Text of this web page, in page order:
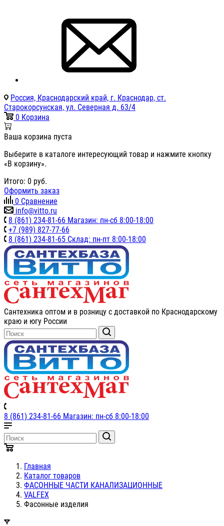
Россия, Краснодарский край, г. Краснодар, ст.
Старокорсунская, ул. Северная д. 63/4
0 Корзина
Ваша корзина пуста
Выберите в каталоге интересующий товар и нажмите кнопку
«В корзину».
Итого: 0 руб.
Оформить заказ
0 Сравнение
info@vitto.ru
8 (861) 234-81-66 Магазин: пн-сб 8:00-18:00
+7 (989) 827-77-66
8 (861) 234-81-65 Склад: пн-пт 8:00-18:00
Сантехника оптом и в розницу с доставкой по Краснодарскому
краю и югу России
8 (861) 234-81-66 Магазин: пн-сб 8:00-18:00
Главная
Каталог товаров
ФАСОННЫЕ ЧАСТИ КАНАЛИЗАЦИОННЫЕ
VALFEX
Фасонные изделия